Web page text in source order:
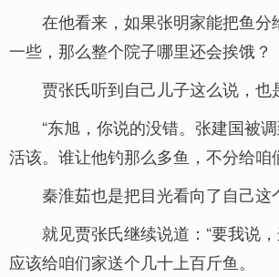
在他看来，如果张明家能把鱼分
一些，那么整个院子哪里还会挨饿？
贾张氏听到自己儿子这么说，也
“东旭，你说的没错。张建国被
活该。谁让他钓那么多鱼，不分给咱
秦淮茹也是把目光看向了自己这
就见贾张氏继续说道：“要我说
应该给咱们家送个几十上百斤鱼。